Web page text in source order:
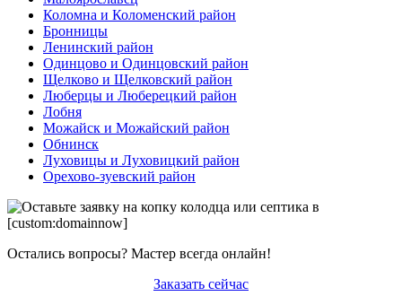
Коломна и Коломенский район
Бронницы
Ленинский район
Одинцово и Одинцовский район
Щелково и Щелковский район
Люберцы и Люберецкий район
Лобня
Можайск и Можайский район
Обнинск
Луховицы и Луховицкий район
Орехово-зуевский район
Остались вопросы? Мастер всегда онлайн!
Заказать сейчас